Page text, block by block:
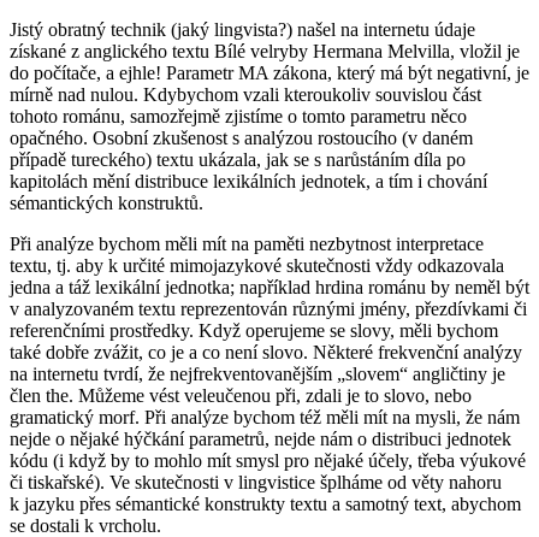
Jistý obratný technik (jaký lingvista?) našel na internetu údaje
získané z anglického textu Bílé velryby Hermana Melvilla, vložil je
do počítače, a ejhle! Parametr MA zákona, který má být negativní, je
mírně nad nulou. Kdybychom vzali kteroukoliv souvislou část
tohoto románu, samozřejmě zjistíme o tomto parametru něco
opačného. Osobní zkušenost s analýzou rostoucího (v daném
případě tureckého) textu ukázala, jak se s narůstáním díla po
kapitolách mění distribuce lexikálních jednotek, a tím i chování
sémantických konstruktů.
Při analýze bychom měli mít na paměti nezbytnost interpretace
textu, tj. aby k určité mimojazykové skutečnosti vždy odkazovala
jedna a táž lexikální jednotka; například hrdina románu by neměl být
v analyzovaném textu reprezentován různými jmény, přezdívkami či
referenčními prostředky. Když operujeme se slovy, měli bychom
také dobře zvážit, co je a co není slovo. Některé frekvenční analýzy
na internetu tvrdí, že nejfrekventovanějším „slovem“ angličtiny je
člen the. Můžeme vést veleučenou při, zdali je to slovo, nebo
gramatický morf. Při analýze bychom též měli mít na mysli, že nám
nejde o nějaké hýčkání parametrů, nejde nám o distribuci jednotek
kódu (i když by to mohlo mít smysl pro nějaké účely, třeba výukové
či tiskařské). Ve skutečnosti v lingvistice šplháme od věty nahoru
k jazyku přes sémantické konstrukty textu a samotný text, abychom
se dostali k vrcholu.